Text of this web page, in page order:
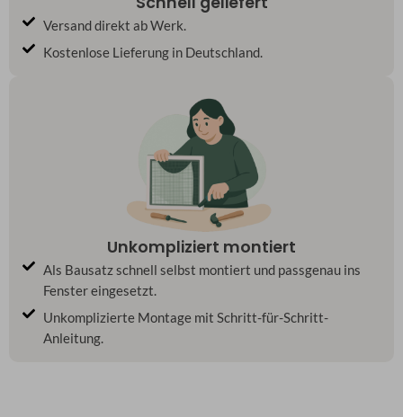
Versand direkt ab Werk.
Kostenlose Lieferung in Deutschland.
Unkompliziert montiert
Als Bausatz schnell selbst montiert und passgenau ins
Fenster eingesetzt.
Unkomplizierte Montage mit Schritt-für-Schritt-
Anleitung.